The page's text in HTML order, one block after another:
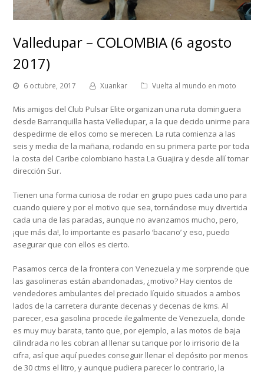
Valledupar – COLOMBIA (6 agosto
2017)
6 octubre, 2017 Xuankar Vuelta al mundo en moto
Mis amigos del Club Pulsar Elite organizan una ruta dominguera
desde Barranquilla hasta Velledupar, a la que decido unirme para
despedirme de ellos como se merecen. La ruta comienza a las
seis y media de la mañana, rodando en su primera parte por toda
la costa del Caribe colombiano hasta La Guajira y desde allí tomar
dirección Sur.
Tienen una forma curiosa de rodar en grupo pues cada uno para
cuando quiere y por el motivo que sea, tornándose muy divertida
cada una de las paradas, aunque no avanzamos mucho, pero,
¡que más da!, lo importante es pasarlo ‘bacano’ y eso, puedo
asegurar que con ellos es cierto.
Pasamos cerca de la frontera con Venezuela y me sorprende que
las gasolineras están abandonadas, ¿motivo? Hay cientos de
vendedores ambulantes del preciado líquido situados a ambos
lados de la carretera durante decenas y decenas de kms. Al
parecer, esa gasolina procede ilegalmente de Venezuela, donde
es muy muy barata, tanto que, por ejemplo, a las motos de baja
cilindrada no les cobran al llenar su tanque por lo irrisorio de la
cifra, así que aquí puedes conseguir llenar el depósito por menos
de 30 ctms el litro, y aunque pudiera parecer lo contrario, la